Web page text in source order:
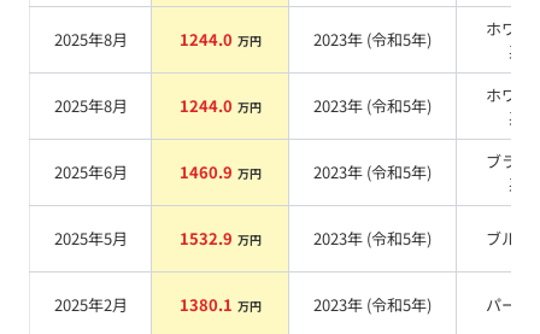
2025年8月 1244.0 万円 2023年 (令和5年)
ホワイ
系
2025年8月 1244.0 万円 2023年 (令和5年)
ホワイ
系
2025年6月 1460.9 万円 2023年 (令和5年)
ブラッ
系
2025年5月 1532.9 万円 2023年 (令和5年) ブルー
2025年2月 1380.1 万円 2023年 (令和5年) パール